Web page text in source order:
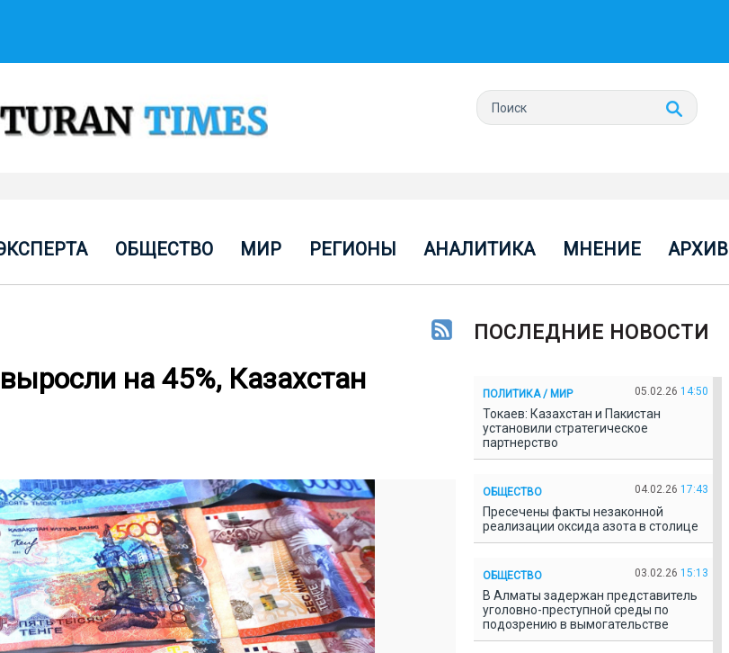
ОБЩЕСТВО МИР РЕГИОНЫ АНАЛИТИКА МНЕНИЕ АРХИВ
на 45%, Казахстан
ПОСЛЕДНИЕ НОВОСТИ
ПОЛИТИКА / МИР 05.02.26 14:50
Токаев: Казахстан и Пакистан
установили стратегическое
партнерство
ОБЩЕСТВО 04.02.26 17:43
Пресечены факты незаконной
реализации оксида азота в столице
ОБЩЕСТВО 03.02.26 15:13
В Алматы задержан представитель
уголовно-преступной среды по
подозрению в вымогательстве